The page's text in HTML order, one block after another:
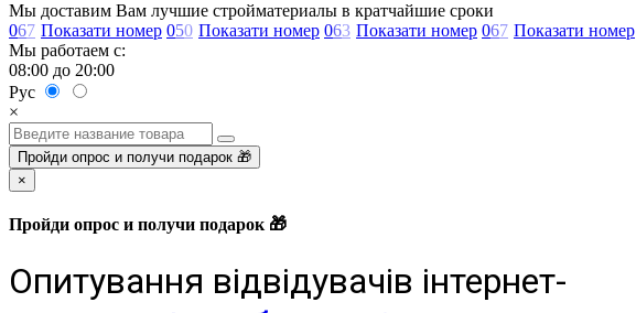
Мы доставим Вам лучшие стройматериалы в кратчайшие сроки
067 Показати номер 050 Показати номер 063 Показати номер 067 Показати номер
Мы работаем с:
08:00 до 20:00
Рус
×
Пройди опрос и получи подарок 🎁
×
Пройди опрос и получи подарок 🎁